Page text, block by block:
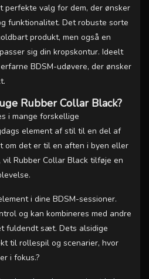
perfekte valg for dem, der ønsker
funktionalitet. Det robuste sorte
produkt, men også en
sig din kropskontur. Ideelt
BDSM-udøvere, der ønsker
Rubber Collar Black?
i mange forskellige
element af stil til en del af
om det er til en aften i byen eller
Rubber Collar Black tilføje en
i dine BDSM-sessioner.
og kan kombineres med andre
fuldendt sæt. Dets alsidige
til rollespil og scenarier, hvor
i fokus.?